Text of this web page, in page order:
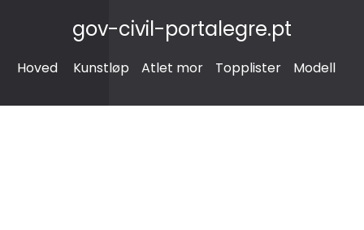
gov-civil-portalegre.pt
Hoved Kunstløp Atlet mor Topplister Modell